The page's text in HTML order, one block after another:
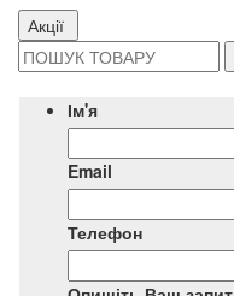
Акції
Ім'я
Email
Телефон